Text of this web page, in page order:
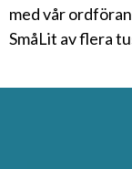
med vår
SmåLit av flera